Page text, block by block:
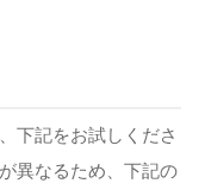
下記をお試しくださ
異なるため、下記の